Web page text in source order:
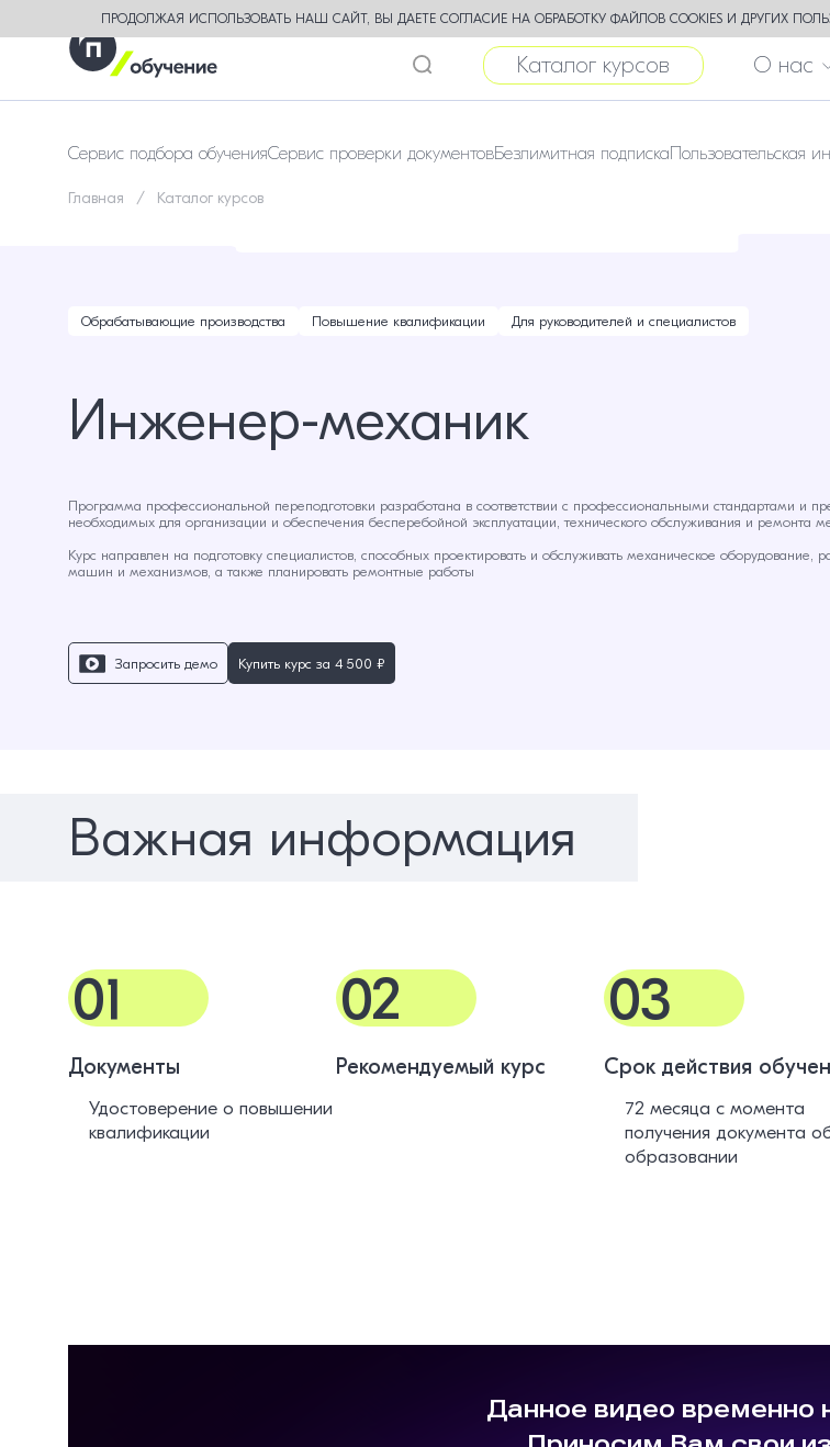
ПРОДОЛЖАЯ ИСПОЛЬЗОВАТЬ НАШ САЙТ, ВЫ ДАЕТЕ СОГЛАСИЕ НА ОБРАБОТКУ ФАЙЛОВ COOKIES И ДРУГИХ
Каталог курсов О нас
Сервис подбора обученияСервис проверки документовБезлимитная подпискаПользовательская
Главная Каталог курсов
Обрабатывающие производства Повышение квалификации Для руководителей и специалистов
Инженер-механик
Программа профессиональной переподготовки разработана в соответствии с профессиональными стандартами и
необходимых для организации и обеспечения бесперебойной эксплуатации, технического обслуживания и ремонта
Курс направлен на подготовку специалистов, способных проектировать и обслуживать механическое
машин и механизмов, а также планировать ремонтные работы
Запросить демо Купить курс за 4 500 ₽
Важная информация
01
Документы
Удостоверение о повышении
квалификации
02
Рекомендуемый курс
03
Срок действия
72 месяца с момента
получения документа
образовании